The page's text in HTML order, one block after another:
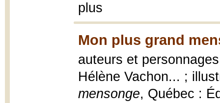
plus
Mon plus grand
auteurs et
Hélène Vachon... ;
mensonge, Québec :